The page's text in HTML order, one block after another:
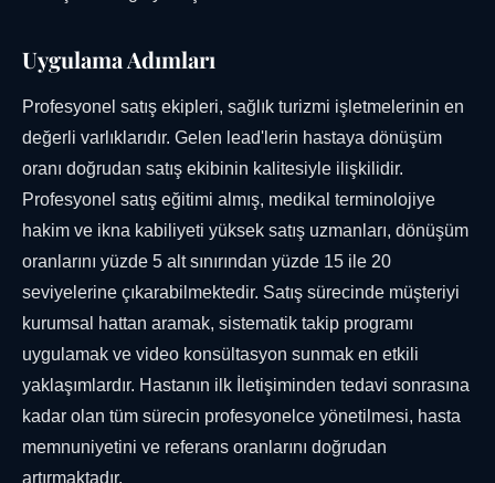
Uygulama Adımları
Profesyonel satış ekipleri, sağlık turizmi işletmelerinin en
değerli varlıklarıdır. Gelen lead'lerin hastaya dönüşüm
oranı doğrudan satış ekibinin kalitesiyle ilişkilidir.
Profesyonel satış eğitimi almış, medikal terminolojiye
hakim ve ikna kabiliyeti yüksek satış uzmanları, dönüşüm
oranlarını yüzde 5 alt sınırından yüzde 15 ile 20
seviyelerine çıkarabilmektedir. Satış sürecinde müşteriyi
kurumsal hattan aramak, sistematik takip programı
uygulamak ve video konsültasyon sunmak en etkili
yaklaşımlardır. Hastanın ilk İletişiminden tedavi sonrasına
kadar olan tüm sürecin profesyonelce yönetilmesi, hasta
memnuniyetini ve referans oranlarını doğrudan
artırmaktadır.